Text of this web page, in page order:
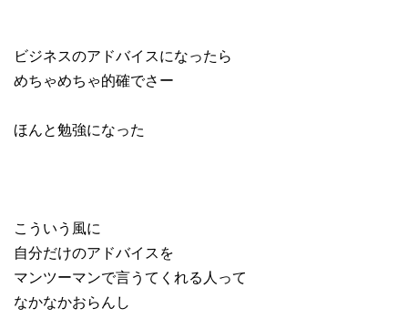
ビジネスのアドバイスになったら
めちゃめちゃ的確でさー
ほんと勉強になった
こういう風に
自分だけのアドバイスを
マンツーマンで言うてくれる人って
なかなかおらんし